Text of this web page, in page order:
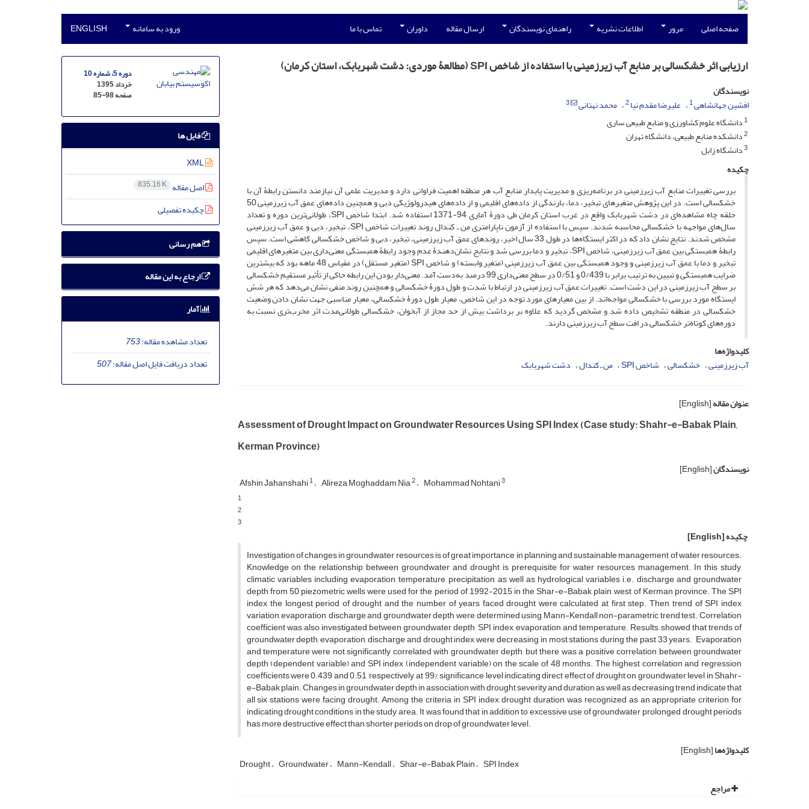
صفحه اصلی مرور اطلاعات نشریه راهنمای نویسندگان ارسال مقاله داوران تماس با ما ورود به سامانه ENGLISH
ارزیابی اثر خشکسالی بر منابع آب زیرزمینی با استفاده از شاخص SPI (مطالعۀ موردی: دشت شهربابک، استان کرمان)
نویسندگان
افشین جهانشاهی1 علیرضا مقدم نیا2 محمد نهتانی
3
1دانشگاه علوم کشاورزی و منابع طبیعی ساری
2دانشکده منابع طبیعی، دانشگاه تهران
3دانشگاه زابل
چکیده
بررسی تغییرات منابع آب زیرزمینی در برنامه‌ریزی و مدیریت پایدار منابع آب هر منطقه اهمیت فراوانی دارد و مدیریت علمی آن نیازمند دانستن رابطۀ آن با
خشکسالی است. در این پژوهش متغیرهای تبخیر، دما، بارندگی از داده‌های اقلیمی و از داده‌های هیدرولوژیکی دبی و همچنین داده‌های عمق آب زیرزمینی 50
حلقه چاه مشاهده‌ای در دشت شهربابک واقع در غرب استان کرمان طی دورۀ آماری 94-1371 استفاده شد. ابتدا شاخص SPI، طولانی‌ترین دوره و تعداد
سال‌های مواجهه با خشکسالی محاسبه شدند. سپس با استفاده از آزمون ناپارامتری من ـ کندال روند تغییرات شاخص SPI، تبخیر، دبی و عمق آب زیرزمینی
مشخص شدند. نتایج نشان داد که در اکثر ایستگاه‌ها در طول 33 سال اخیر، روندهای عمق آب زیرزمینی، تبخیر، دبی و شاخص خشکسالی کاهشی است. سپس
رابطۀ همبستگی بین عمق آب زیرزمینی، شاخص SPI، تبخیر و دما بررسی شد و نتایج نشان‌دهندۀ عدم وجود رابطۀ همبستگی معنی‌داری بین متغیرهای اقلیمی
تبخیر و دما با عمق آب زیرزمینی و وجود همبستگی بین عمق آب زیرزمینی (متغیر وابسته) و شاخص SPI (متغیر مستقل) در مقیاس 48 ماهه بود که بیشترین
ضرایب همبستگی و تبیین به ترتیب برابر با 0/439 و 0/51 در سطح معنی‌داری 99 درصد به‌دست آمد. معنی‌دار بودن این رابطه حاکی از تأثیر مستقیم خشکسالی
بر سطح آب زیرزمینی در این دشت است. تغییرات عمق آب زیرزمینی در ارتباط با شدت و طول دورۀ خشکسالی و همچنین روند منفی نشان می‌دهد که هر شش
ایستگاه مورد بررسی با خشکسالی مواجه‌اند. از بین معیارهای مورد توجه در این شاخص، معیار طول دورۀ خشکسالی، معیار مناسبی جهت نشان دادن وضعیت
خشکسالی در منطقه تشخیص داده شد و مشخص گردید که علاوه بر برداشت بیش از حد مجاز از آبخوان، خشکسالی طولانی‌مدت اثر مخرب‌تری نسبت به
دوره‌های کوتاه‌تر خشکسالی در افت سطح آب زیرزمینی دارند.
کلیدواژه‌ها
آب زیرزمینی خشکسالی شاخص SPI من ـ کندال دشت شهربابک
عنوان مقاله[English]
Assessment of Drought Impact on Groundwater Resources Using SPI Index (Case study: Shahr-e-Babak Plain,
Kerman Province)
نویسندگان[English]
Afshin Jahanshahi1 Alireza Moghaddam Nia2 Mohammad Nohtani3
1
2
3
چکیده[English]
Investigation of changes in groundwater resources is of great importance in planning and sustainable management of water resources.
Knowledge on the relationship between groundwater and drought is prerequisite for water resources management. In this study,
climatic variables including evaporation, temperature, precipitation as well as hydrological variables i.e. discharge and groundwater
depth from 50 piezometric wells were used for the period of 1992-2015 in the Shar-e-Babak plain, west of Kerman province. The SPI
index, the longest period of drought and the number of years faced drought were calculated at first step. Then, trend of SPI index
variation, evaporation, discharge and groundwater depth were determined using Mann-Kendall non-parametric trend test. Correlation
coefficient was also investigated between groundwater depth, SPI index, evaporation and temperature. Results showed that trends of
groundwater depth, evaporation, discharge and drought index were decreasing in most stations during the past 33 years. Evaporation
and temperature were not significantly correlated with groundwater depth, but there was a positive correlation between groundwater
depth (dependent variable) and SPI index (independent variable) on the scale of 48 months. The highest correlation and regression
coefficients were 0.439 and 0.51, respectively, at 99% significance level indicating direct effect of drought on groundwater level in Shahr-
e-Babak plain. Changes in groundwater depth in association with drought severity and duration as well as decreasing trend indicate that
all six stations were facing drought. Among the criteria in SPI index, drought duration was recognized as an appropriate criterion for
indicating drought conditions in the study area. It was found that in addition to excessive use of groundwater, prolonged drought periods
has more destructive effect than shorter periods on drop of groundwater level.
کلیدواژه‌ها[English]
Drought Groundwater Mann-Kendall Shar-e-Babak Plain SPI Index
مراجع
دوره 5، شماره 10
خرداد 1395
صفحه85-98
فایل ها
XML
اصل مقاله 835.16 K
چکیده تفصیلی
هم رسانی
ارجاع به این مقاله
آمار
تعداد مشاهده مقاله:753
تعداد دریافت فایل اصل مقاله:507